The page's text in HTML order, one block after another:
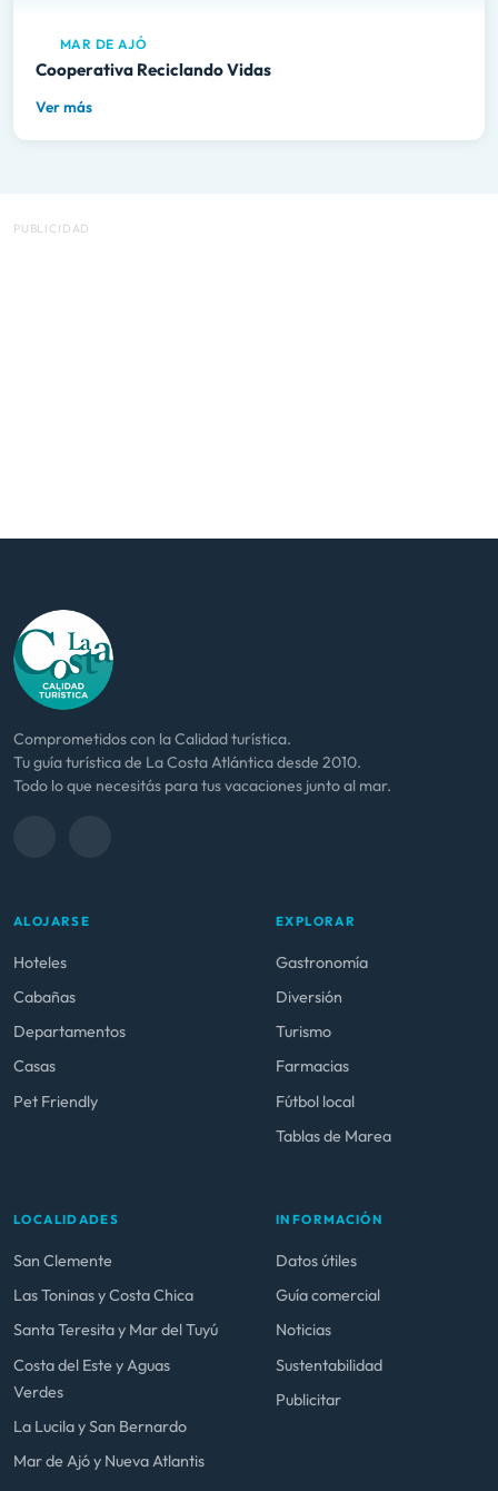
MAR DE AJÓ
Cooperativa Reciclando Vidas
Ver más
PUBLICIDAD
Comprometidos con la Calidad turística.
Tu guía turística de La Costa Atlántica desde 2010.
Todo lo que necesitás para tus vacaciones junto al mar.
ALOJARSE
Hoteles
Cabañas
Departamentos
Casas
Pet Friendly
EXPLORAR
Gastronomía
Diversión
Turismo
Farmacias
Fútbol local
Tablas de Marea
LOCALIDADES
San Clemente
Las Toninas y Costa Chica
Santa Teresita y Mar del Tuyú
Costa del Este y Aguas
Verdes
La Lucila y San Bernardo
Mar de Ajó y Nueva Atlantis
INFORMACIÓN
Datos útiles
Guía comercial
Noticias
Sustentabilidad
Publicitar